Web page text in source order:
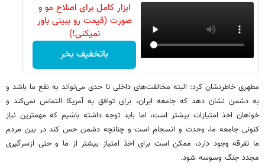
ابزار کامل برای اصلاح مو و
صورت (قیمت رو ببینی باور
نمیکنی!)
باتخفیف بخر
مطهری خاطرنشان کرد: البته مخالفت‌های داخلی تا حدی می‌تواند به نفع ما باشد و
به دشمن نشان دهد که جامعه ایران، برای توافق به آمریکا التماس نمی‌کند و
خواهان اخذ امتیازات بیشتر است، اما باید توجه داشته باشیم که مهمترین نیاز
کنونی جامعه ما، وحدت و انسجام است و چنانچه دشمن حس کند در بین مردم
ما تفرقه وجود دارد، ممکن است برای اخذ امتیاز بیشتر از ما و حتی ازسرگیری
مجدد جنگ وسوسه شود.